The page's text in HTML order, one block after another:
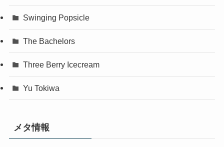
Swinging Popsicle
The Bachelors
Three Berry Icecream
Yu Tokiwa
メタ情報